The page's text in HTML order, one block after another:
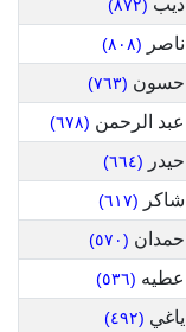
ديب (٨٧٢)
ناصر (٨٠٨)
حسون (٧٦٣)
عبد الرحمن (٦٧٨)
حيدر (٦٦٤)
شاكر (٦١٧)
حمدان (٥٧٠)
عطيه (٥٣٦)
ياغي (٤٩٢)